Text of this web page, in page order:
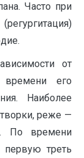
Часто при
от
времени его
Наиболее
реже —
По времени
треть